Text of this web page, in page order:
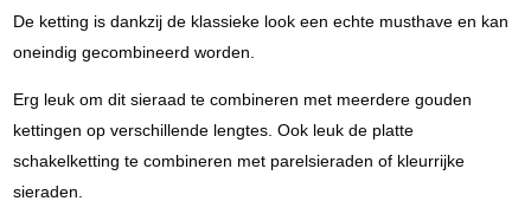
De ketting is dankzij de klassieke look een echte musthave en kan
oneindig gecombineerd worden.
Erg leuk om dit sieraad te combineren met meerdere gouden
kettingen op verschillende lengtes. Ook leuk de platte
schakelketting te combineren met parelsieraden of kleurrijke
sieraden.